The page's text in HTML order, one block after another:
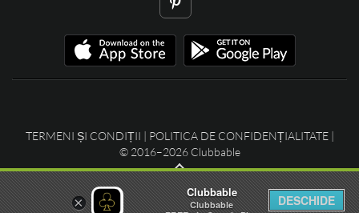
TERMENI ȘI CONDIȚII | POLITICA DE CONFIDENȚIALITATE|
© 2016–2026 Clubbable
×
Clubbable
Clubbable
DESCHIDE